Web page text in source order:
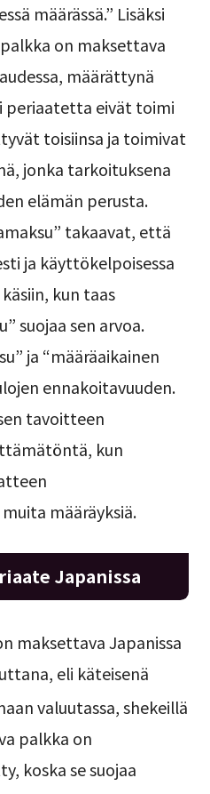
määrässä.” Lisäksi
on maksettava
määrättynä
periaatetta eivät toimi
toisiinsa ja toimivat
jonka tarkoituksena
elämän perusta.
takaavat, että
ja käyttökelpoisessa
kun taas
suojaa sen arvoa.
ja “määräaikainen
ennakoitavuuden.
tavoitteen
kun
määräyksiä.
Japanissa
maksettava Japanissa
eli käteisenä
valuutassa, shekeillä
palkka on
koska se suojaa